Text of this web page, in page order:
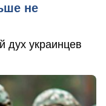
не
дух украинцев